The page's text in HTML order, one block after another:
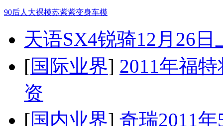
90后人大裸模苏紫紫变身车模
天语SX4锐骑12月26
[国际业界] 2011年福
资
[国内业界] 奇瑞2011